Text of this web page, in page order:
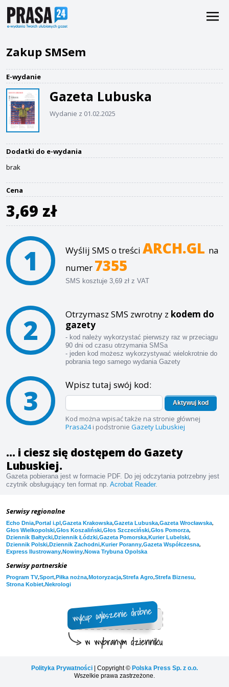
Zakup SMSem
E-wydanie
Gazeta Lubuska
Wydanie z 01.02.2025
Dodatki do e-wydania
brak
Cena
3,69 zł
1 Wyślij SMS o treści ARCH.GL na
numer 7355
SMS kosztuje 3,69 zł z VAT
2 Otrzymasz SMS zwrotny z kodem do
gazety
- kod należy wykorzystać pierwszy raz w przeciągu
90 dni od czasu otrzymania SMSa
- jeden kod możesz wykorzystywać wielokrotnie do
pobrania tego samego wydania Gazety
3 Wpisz tutaj swój kod:
Aktywuj kod
Kod można wpisać także na stronie głównej
Prasa24i podstronie Gazety Lubuskiej
... i ciesz się dostępem do Gazety
Lubuskiej.
Gazeta pobierana jest w formacie PDF. Do jej odczytania potrzebny jest
czytnik obsługujący ten format np. Acrobat Reader.
Serwisy regionalne
Echo Dnia,Portal i.pl,Gazeta Krakowska,Gazeta Lubuska,Gazeta Wrocławska,
Głos Wielkopolski,Głos Koszaliński,Głos Szczeciński,Głos Pomorza,
Dziennik Bałtycki,Dziennik Łódzki,Gazeta Pomorska,Kurier Lubelski,
Dziennik Polski,Dziennik Zachodni,Kurier Poranny,Gazeta Współczesna,
Express Ilustrowany,Nowiny,Nowa Trybuna Opolska
Serwisy partnerskie
Program TV,Sport,Piłka nożna,Motoryzacja,Strefa Agro,Strefa Biznesu,
Strona Kobiet,Nekrologi
Polityka Prywatności | Copyright © Polska Press Sp. z o.o.
Wszelkie prawa zastrzeżone.